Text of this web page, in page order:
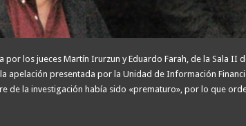
los jueces Martín Irurzun y Eduardo Farah, de la Sala II
apelación presentada por la Unidad de Información
de la investigación había sido «prematuro», por lo que